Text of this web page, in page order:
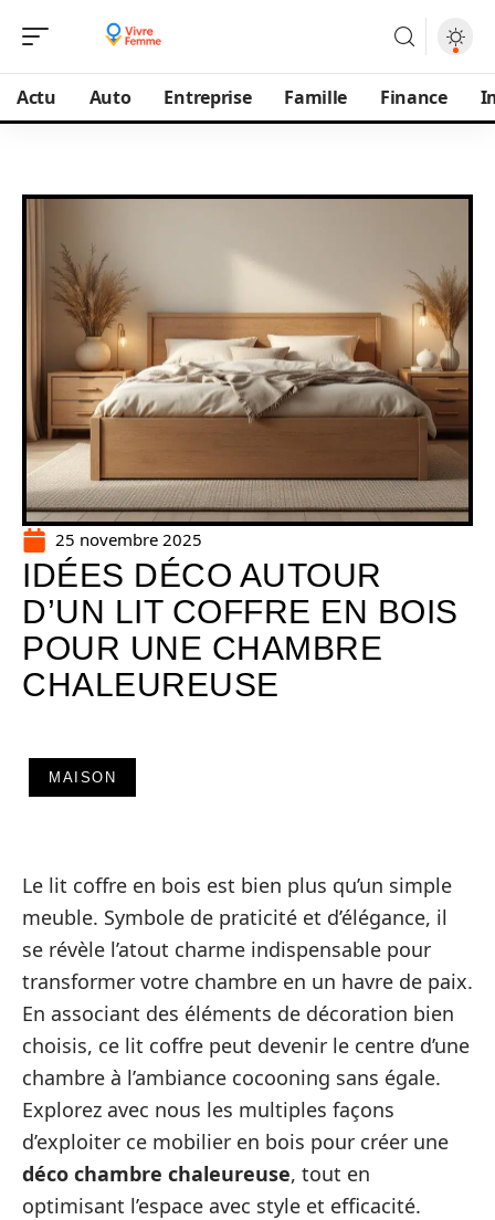
Actu Auto Entreprise Famille Finance
25 novembre 2025
IDÉES DÉCO AUTOUR
D’UN LIT COFFRE EN BOIS
POUR UNE CHAMBRE
CHALEUREUSE
MAISON
Le lit coffre en bois est bien plus qu’un simple
meuble. Symbole de praticité et d’élégance, il
se révèle l’atout charme indispensable pour
transformer votre chambre en un havre de paix.
En associant des éléments de décoration bien
choisis, ce lit coffre peut devenir le centre d’une
chambre à l’ambiance cocooning sans égale.
Explorez avec nous les multiples façons
d’exploiter ce mobilier en bois pour créer une
déco chambre chaleureuse, tout en
optimisant l’espace avec style et efficacité.